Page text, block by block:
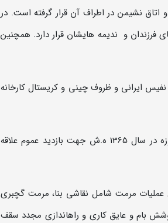
نشیمن در اطراف آن قرار گرفته است. در
و ندیمه هایشان قرار دارد. همچنین
ایرانی و ظروف چینی و کریستال کارخانه
کاخ اختصاصی نیاوران پس از پیروزی انقلاب اسلامی، برای نخستین بار به عنوان موزه در سال 1365 ه.ش جهت بازدید عموم علاقه
در دی ماه 1382 با هدف مرمت و بهسازی تعطیل شد و به مدت 6 سال عملیات مرمت شامل نقاشی بنا، مرمت گچبری
بام و عایق کاری و راه­اندازی مجدد سقف